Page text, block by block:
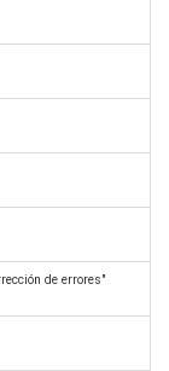
de errores"